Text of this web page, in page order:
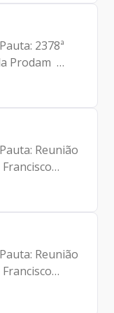
2378ª
Prodam
Presidente |
da
Reunião
- André
| Prodam-
Reunião
- André
| Prodam-